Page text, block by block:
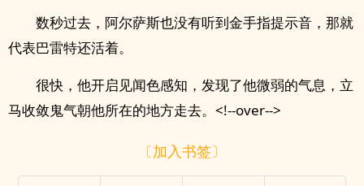
数秒过去，阿尔萨斯也没有听到金手指提示音，那就
代表巴雷特还活着。
很快，他开启见闻色感知，发现了他微弱的气息，立
马收敛鬼气朝他所在的地方走去。<!--over-->
〔加入书签〕